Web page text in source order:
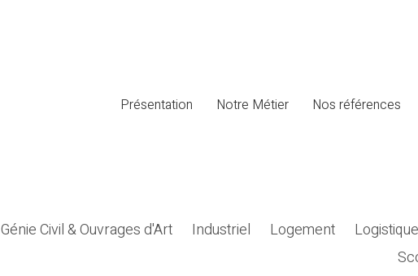
Présentation Notre Métier Nos références
Génie Civil & Ouvrages d'Art Industriel Logement Logistique